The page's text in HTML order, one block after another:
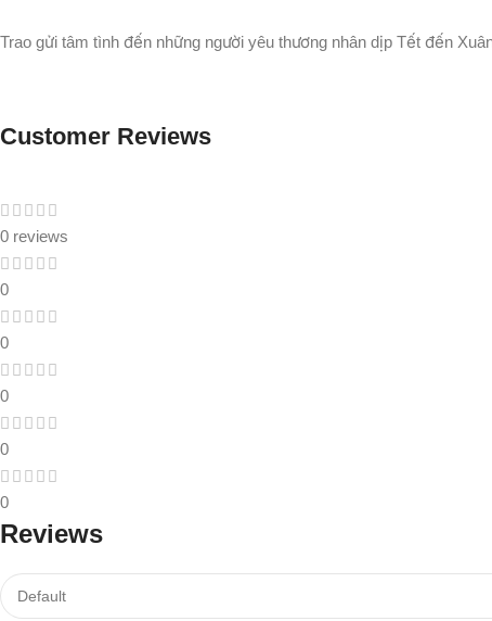
Trao gửi tâm tình đến những người yêu thương nhân dịp Tết đến
Customer Reviews
0 reviews
0
0
0
0
0
Reviews